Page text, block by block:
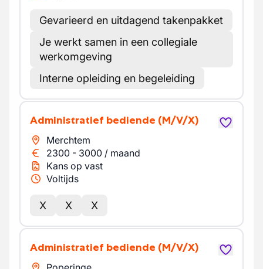
Gevarieerd en uitdagend takenpakket
Je werkt samen in een collegiale
werkomgeving
Interne opleiding en begeleiding
Administratief bediende (M/V/X)
Merchtem
2300 - 3000 / maand
Kans op vast
Voltijds
X X X
Administratief bediende (M/V/X)